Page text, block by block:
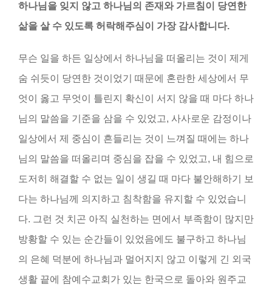
하나님을 잊지 않고 하나님의 존재와 가르침이 당연한
삶을 살 수 있도록 허락해주심이 가장 감사합니다.
무슨 일을 하든 일상에서 하나님을 떠올리는 것이 제게
숨 쉬듯이 당연한 것이었기 때문에 혼란한 세상에서 무
엇이 옳고 무엇이 틀린지 확신이 서지 않을 때 마다 하나
님의 말씀을 기준을 삼을 수 있었고, 사사로운 감정이나
일상에서 제 중심이 흔들리는 것이 느껴질 때에는 하나
님의 말씀을 떠올리며 중심을 잡을 수 있었고, 내 힘으로
도저히 해결할 수 없는 일이 생길 때 마다 불안해하기 보
다는 하나님께 의지하고 침착함을 유지할 수 있었습니
다. 그런 것 치곤 아직 실천하는 면에서 부족함이 많지만
방황할 수 있는 순간들이 있었음에도 불구하고 하나님
의 은혜 덕분에 하나님과 멀어지지 않고 이렇게 긴 외국
생활 끝에 참예수교회가 있는 한국으로 돌아와 원주교